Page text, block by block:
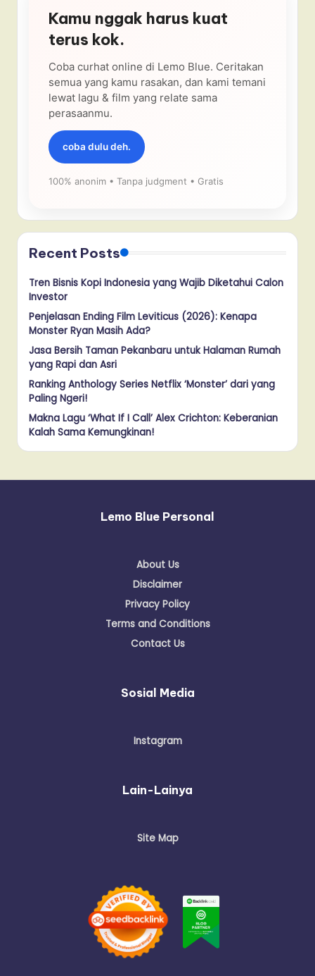
Kamu nggak harus kuat
terus kok.
Coba curhat online di Lemo Blue. Ceritakan
semua yang kamu rasakan, dan kami temani
lewat lagu & film yang relate sama
perasaanmu.
coba dulu deh.
100% anonim • Tanpa judgment • Gratis
Recent Posts
Tren Bisnis Kopi Indonesia yang Wajib Diketahui Calon
Investor
Penjelasan Ending Film Leviticus (2026): Kenapa
Monster Ryan Masih Ada?
Jasa Bersih Taman Pekanbaru untuk Halaman Rumah
yang Rapi dan Asri
Ranking Anthology Series Netflix ‘Monster’ dari yang
Paling Ngeri!
Makna Lagu ‘What If I Call’ Alex Crichton: Keberanian
Kalah Sama Kemungkinan!
Lemo Blue Personal
About Us
Disclaimer
Privacy Policy
Terms and Conditions
Contact Us
Sosial Media
Instagram
Lain-Lainya
Site Map